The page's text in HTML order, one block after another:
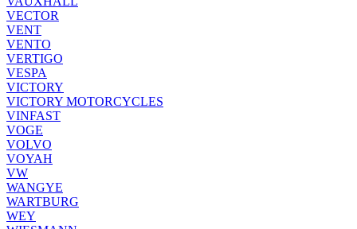
VECTOR
VENT
VENTO
VERTIGO
VESPA
VICTORY
VICTORY MOTORCYCLES
VINFAST
VOGE
VOLVO
VOYAH
VW
WANGYE
WARTBURG
WEY